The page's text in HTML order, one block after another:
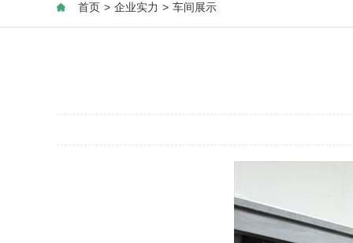
首页 > 企业实力 > 车间展示